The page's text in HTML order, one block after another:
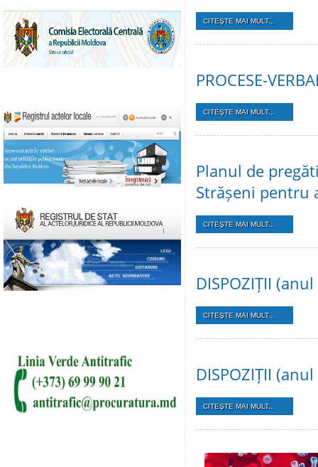
CITEŞTE MAI MULT...
PROCESE-
CITEŞTE MAI MULT...
Planul de
Strășeni pentru
CITEŞTE MAI MULT...
DISPOZIȚII
CITEŞTE MAI MULT...
DISPOZIȚII
CITEŞTE MAI MULT...